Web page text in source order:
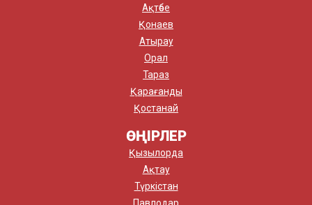
Ақтөбе
Қонаев
Атырау
Орал
Тараз
Қарағанды
Қостанай
ӨҢІРЛЕР
Қызылорда
Ақтау
Түркістан